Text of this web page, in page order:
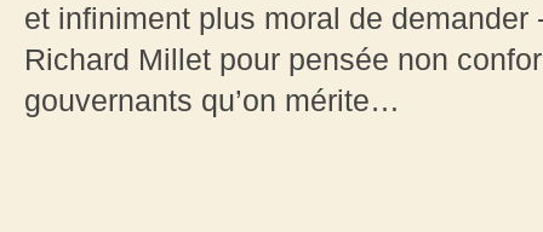
et infiniment plus moral de demander
Richard Millet pour pensée non
gouvernants qu’on mérite…